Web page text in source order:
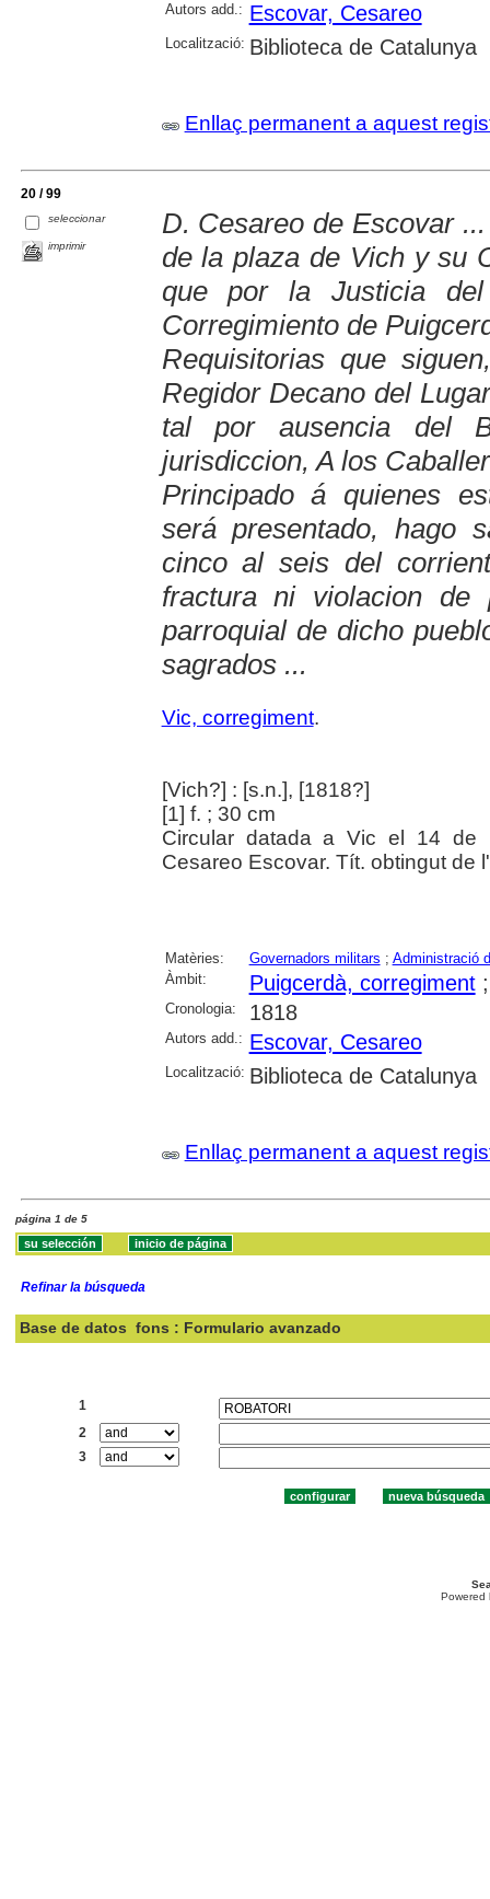
Autors add.: Escovar, Cesareo
Localització: Biblioteca de Catalunya
Enllaç permanent a aquest
20 / 99
seleccionar
imprimir
D. Cesareo de Escovar
de la plaza de Vich y su
que por la Justicia
Corregimiento de
Requisitorias que
Regidor Decano del
tal por ausencia del
jurisdiccion, A los
Principado á quienes
será presentado, hago
cinco al seis del
fractura ni violacion de
parroquial de dicho
sagrados ...
Vic, corregiment.
[Vich?] : [s.n.], [1818?]
[1] f. ; 30 cm
Circular datada a Vic el 14 de
Cesareo Escovar. Tít. obtingut de
Matèries: Governadors militars ; Administració
Àmbit:
Puigcerdà, corregiment
Cronologia: 1818
Autors add.: Escovar, Cesareo
Localització: Biblioteca de Catalunya
Enllaç permanent a aquest
página 1 de 5
Refinar la búsqueda
Base de datos fons : Formulario avanzado
1
2
3